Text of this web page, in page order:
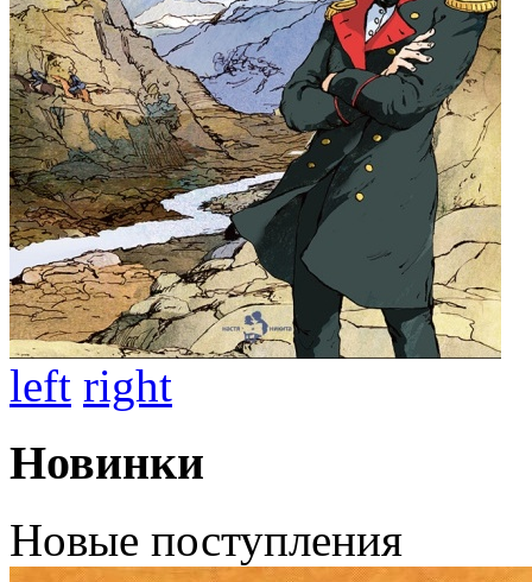
left right
Новинки
Новые поступления